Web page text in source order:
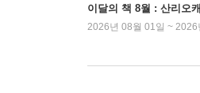
이달의 책 8월 : 산리오
2026년 08월 01일 ~ 2026